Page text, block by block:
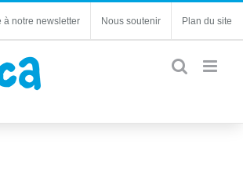
à notre newsletter Nous soutenir Plan du site